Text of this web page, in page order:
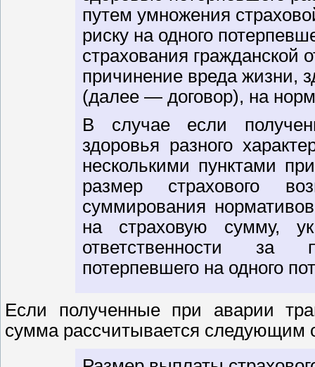
путем умножения
риску на одного
страхования гражданской
причинение вреда жизни,
(далее — договор), на
В случае если
здоровья разного
несколькими пунктами
размер страхового
суммирования
на страховую сумму,
ответственности за
потерпевшего на одного
Если полученные при аварии
сумма рассчитывается следующим